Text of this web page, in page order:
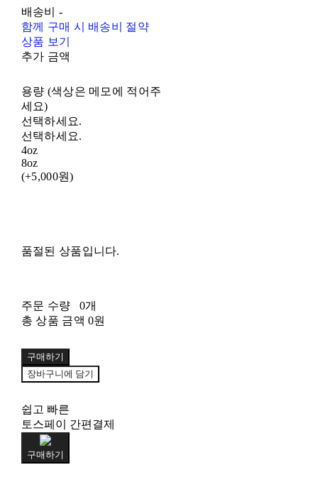
배송비 -
함께 구매 시 배송비 절약
상품 보기
추가 금액
용량 (색상은 메모에 적어주
세요)
선택하세요.
선택하세요.
4oz
8oz
(+5,000원)
품절된 상품입니다.
주문 수량
0개
총 상품 금액 0원
구매하기
장바구니에 담기
쉽고 빠른
토스페이 간편결제
구매하기